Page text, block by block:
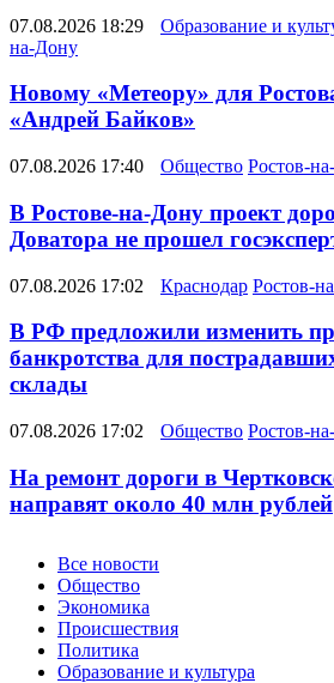
07.08.2026 18:29 Образование и
на-Дону
Новому «Метеору» для
«Андрей Байков»
07.08.2026 17:40 Общество Ростов-
В Ростове-на-Дону проект
Доватора не прошел
07.08.2026 17:02 Краснодар Ростов-
В РФ предложили изменить
банкротства для
склады
07.08.2026 17:02 Общество Ростов-
На ремонт дороги в
направят около 40 млн рублей
Новости
Все новости
Общество
Экономика
Происшествия
Политика
Образование и культура